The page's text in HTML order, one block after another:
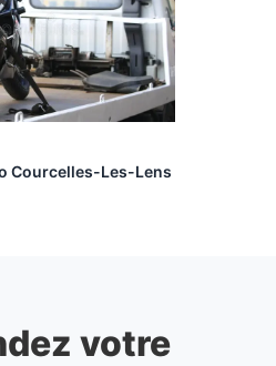
Courcelles-Les-Lens
votre